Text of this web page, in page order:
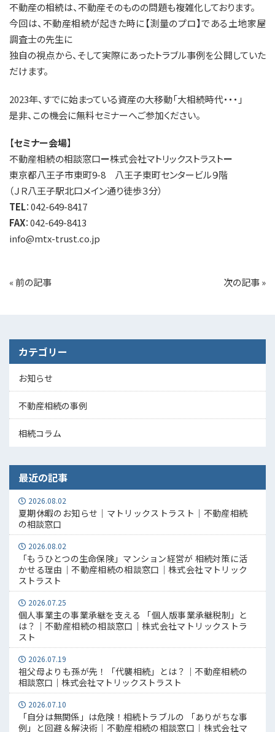
不動産の相続は、不動産そのものの問題も複雑化しております。
今回は、不動産相続が起きた時に【測量のプロ】である土地家屋
調査士の先生に
独自の視点から、そして実際にあったトラブル事例を公開していた
だけます。
2023年、すでに始まっている資産の大移動「大相続時代・・・」
是非、この機会に無料セミナーへご参加ください。
【セミナー会場】
不動産相続の相談窓口ー株式会社マトリックストラストー
東京都八王子市東町9-8 八王子東町センタービル９階
（ＪＲ八王子駅北口メイン通り徒歩３分）
TEL：042-649-8417
FAX：042-649-8413
info@mtx-trust.co.jp
«前の記事 次の記事»
カテゴリー
お知らせ
不動産相続の事例
相続コラム
最近の記事
2026.08.02
夏期休暇のお知らせ｜マトリックストラスト｜不動産相続
の相談窓口
2026.08.02
「もうひとつの生命保険」マンション経営が 相続対策に活
かせる理由｜不動産相続の相談窓口｜株式会社マトリック
ストラスト
2026.07.25
個人事業主の事業承継を支える 「個人版事業承継税制」と
は？｜不動産相続の相談窓口｜株式会社マトリックストラ
スト
2026.07.19
祖父母よりも孫が先！「代襲相続」とは？｜不動産相続の
相談窓口｜株式会社マトリックストラスト
2026.07.10
「自分は無関係」は危険！相続トラブルの 「ありがちな事
例」と回避＆解決術｜不動産相続の相談窓口｜株式会社マ